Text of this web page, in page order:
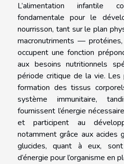
L’alimentation infantile
fondamentale pour le
nourrisson, tant sur le plan
macronutriments —
occupent une fonction
aux besoins nutritionnels
période critique de la vie.
formation des tissus
système immunitaire,
fournissent l’énergie
et participent au
notamment grâce aux acides
glucides, quant à eux,
d’énergie pour l’organisme en